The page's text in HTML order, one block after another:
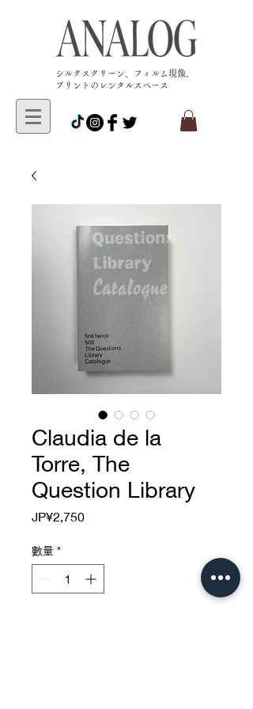
​シルクスクリーン、フィルム現像、
プリントのレンタルスペース
Claudia de la
Torre, The
Question Library
JP¥2,750價
數量 *